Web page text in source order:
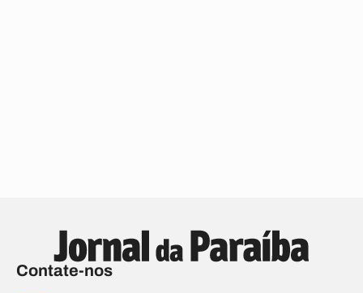
Contate-nos